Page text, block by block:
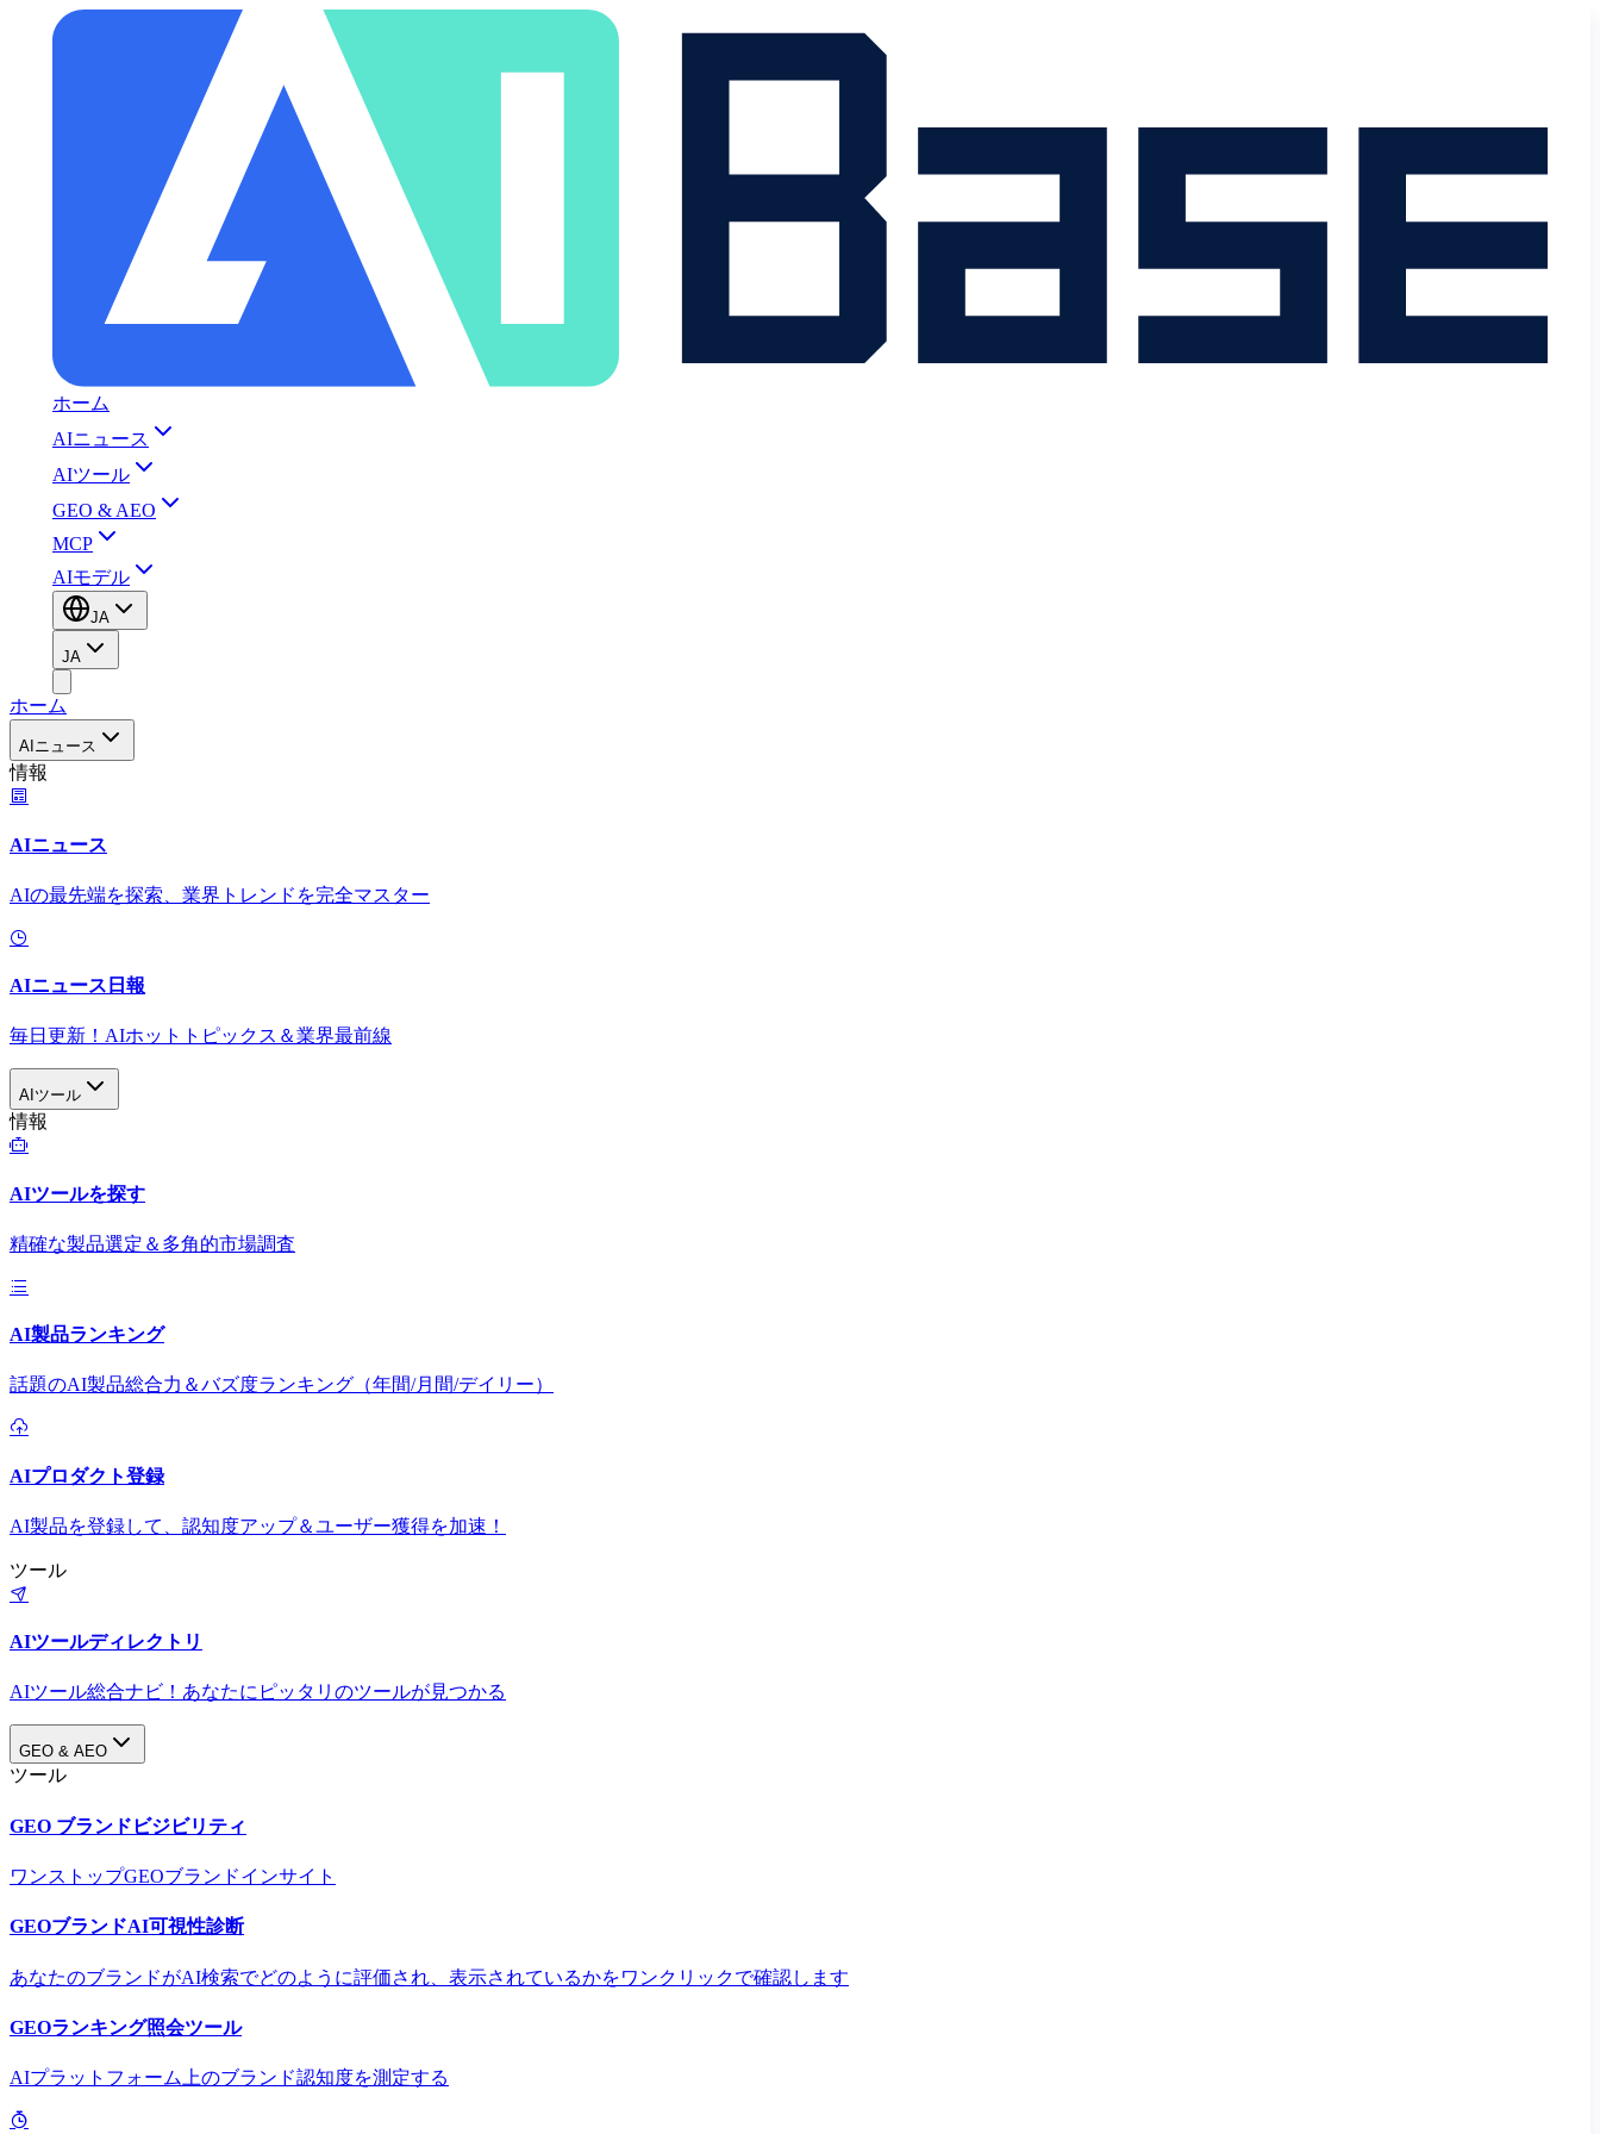
ホーム
AIニュース
AIツール
GEO & AEO
MCP
AIモデル
JA
JA
ホーム
AIニュース
情報
AIニュース
AIの最先端を探索、業界トレンドを完全マスター
AIニュース日報
毎日更新！AIホットトピックス＆業界最前線
AIツール
情報
AIツールを探す
精確な製品選定＆多角的市場調査
AI製品ランキング
話題のAI製品総合力＆バズ度ランキング（年間/月間/デイリー）
AIプロダクト登録
AI製品を登録して、認知度アップ＆ユーザー獲得を加速！
ツール
AIツールディレクトリ
AIツール総合ナビ！あなたにピッタリのツールが見つかる
GEO & AEO
ツール
GEO ブランドビジビリティ
ワンストップGEOブランドインサイト
GEOブランドAI可視性診断
あなたのブランドがAI検索でどのように評価され、表示されているかをワンクリックで確認します
GEOランキング照会ツール
AIプラットフォーム上のブランド認知度を測定する